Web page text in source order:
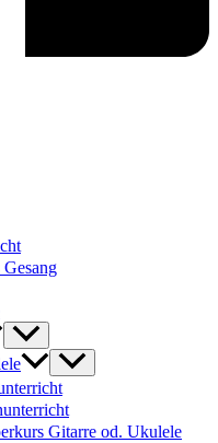
Gitarre od. Ukulele